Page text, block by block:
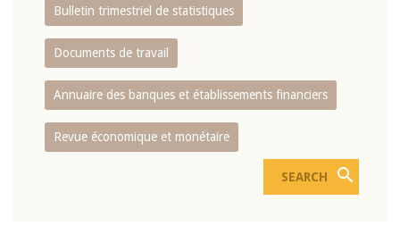
Bulletin trimestriel de statistiques
Documents de travail
Annuaire des banques et établissements financiers
Revue économique et monétaire